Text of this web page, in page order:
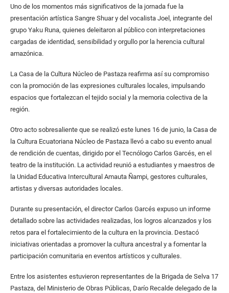
Uno de los momentos más significativos de la jornada fue la
presentación artística Sangre Shuar y del vocalista Joel, integrante del
grupo Yaku Runa, quienes deleitaron al público con interpretaciones
cargadas de identidad, sensibilidad y orgullo por la herencia cultural
amazónica.
La Casa de la Cultura Núcleo de Pastaza reafirma así su compromiso
con la promoción de las expresiones culturales locales, impulsando
espacios que fortalezcan el tejido social y la memoria colectiva de la
región.
Otro acto sobresaliente que se realizó este lunes 16 de junio, la Casa de
la Cultura Ecuatoriana Núcleo de Pastaza llevó a cabo su evento anual
de rendición de cuentas, dirigido por el Tecnólogo Carlos Garcés, en el
teatro de la institución. La actividad reunió a estudiantes y maestros de
la Unidad Educativa Intercultural Amauta Ñampi, gestores culturales,
artistas y diversas autoridades locales.
Durante su presentación, el director Carlos Garcés expuso un informe
detallado sobre las actividades realizadas, los logros alcanzados y los
retos para el fortalecimiento de la cultura en la provincia. Destacó
iniciativas orientadas a promover la cultura ancestral y a fomentar la
participación comunitaria en eventos artísticos y culturales.
Entre los asistentes estuvieron representantes de la Brigada de Selva 17
Pastaza, del Ministerio de Obras Públicas, Darío Recalde delegado de la